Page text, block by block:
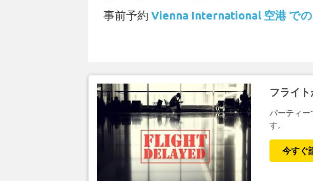
事前予約 Vienna International 空港 で
フライ
パーティ
す。
今すぐ